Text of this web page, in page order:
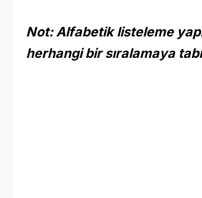
Not: Alfabetik listeleme
herhangi bir sıralamaya